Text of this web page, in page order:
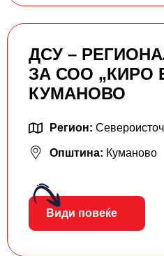
ДСУ –
ЗА СОО „КИРО
КУМАНОВО
Регион:
Општина: Куманово
Види повеќе